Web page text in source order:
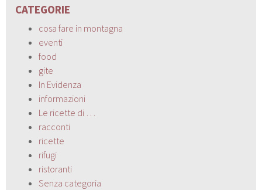
CATEGORIE
cosa fare in montagna
eventi
food
gite
In Evidenza
informazioni
Le ricette di …
racconti
ricette
rifugi
ristoranti
Senza categoria